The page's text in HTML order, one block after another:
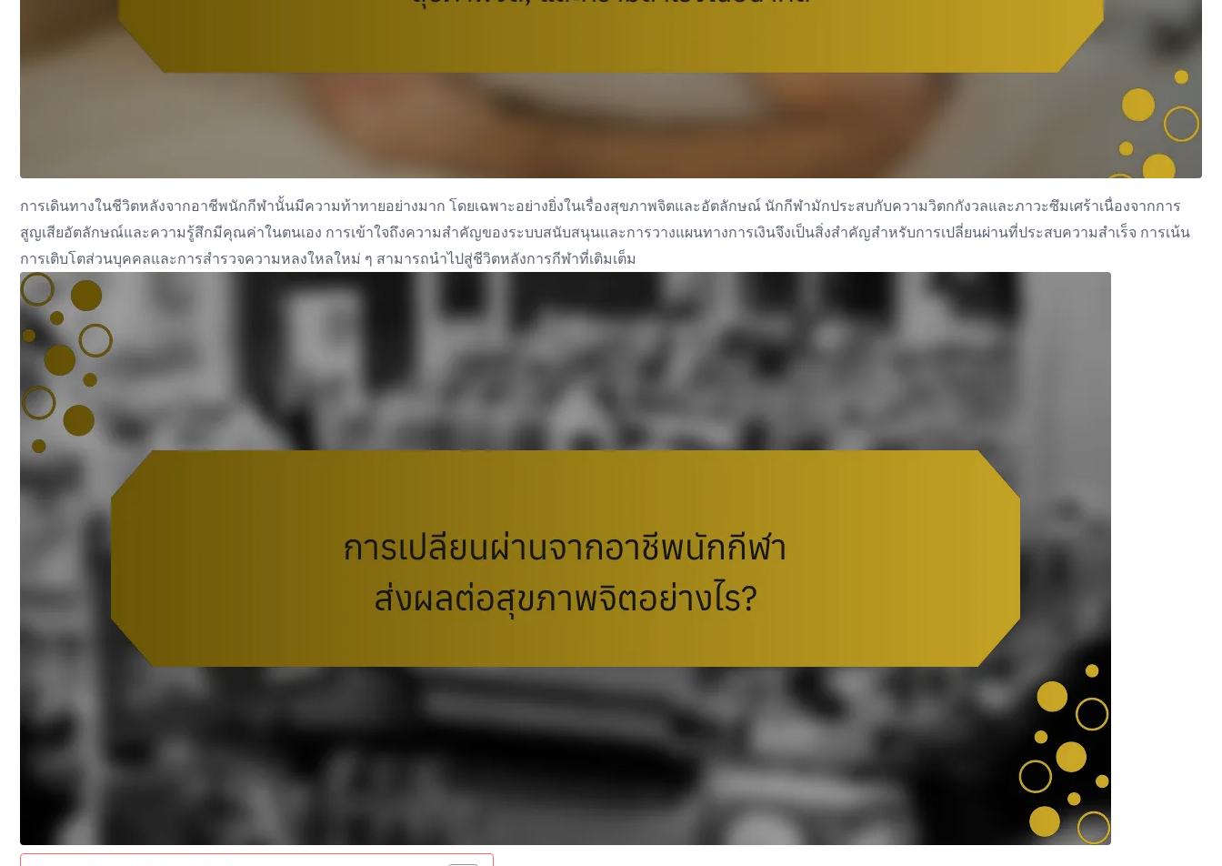
การเดินทางในชีวิตหลังจากอาชีพนักกีฬานั้นมีความท้าทายอย่างมาก โดยเฉพาะอย่างยิ่งในเรื่องสุขภาพจิตและอัตลักษณ์ นักกีฬามักประสบกับความวิตกกังวลและภาวะซึมเศร้าเนื่องจากการ
สูญเสียอัตลักษณ์และความรู้สึกมีคุณค่าในตนเอง การเข้าใจถึงความสำคัญของระบบสนับสนุนและการวางแผนทางการเงินจึงเป็นสิ่งสำคัญสำหรับการเปลี่ยนผ่านที่ประสบความสำเร็จ การเน้น
การเติบโตส่วนบุคคลและการสำรวจความหลงใหลใหม่ ๆ สามารถนำไปสู่ชีวิตหลังการกีฬาที่เติมเต็ม